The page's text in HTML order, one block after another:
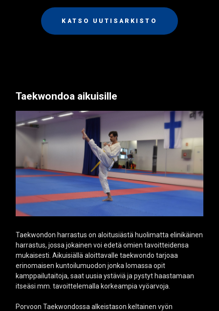
KATSO UUTISARKISTO
Taekwondoa aikuisille
Taekwondon harrastus on aloitusiästä huolimatta elinikäinen
harrastus, jossa jokainen voi edetä omien tavoitteidensa
mukaisesti. Aikuisiällä aloittavalle taekwondo tarjoaa
erinomaisen kuntoilumuodon jonka lomassa opit
kamppailutaitoja, saat uusia ystäviä ja pystyt haastamaan
itseäsi mm. tavoittelemalla korkeampia vyöarvoja.
Porvoon Taekwondossa alkeistason keltainen vyön